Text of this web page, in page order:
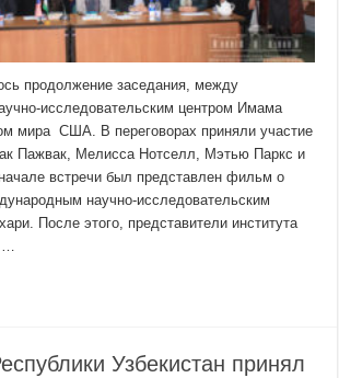
продолжение заседания, между
исследовательским центром Имама
мира США. В переговорах приняли участие
Пажвак, Мелисса Нотселл, Мэтью Паркс и
встречи был представлен фильм о
научно-исследовательским
После этого, представители института
…
Узбекистан принял